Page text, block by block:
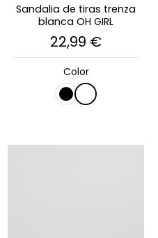
Sandalia de tiras trenza
blanca OH GIRL
22,99 €
Color